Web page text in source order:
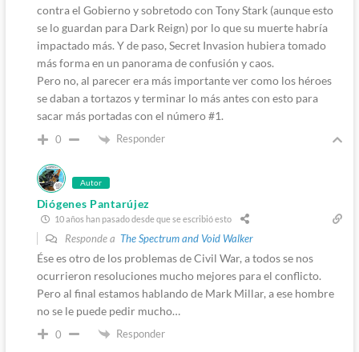
contra el Gobierno y sobretodo con Tony Stark (aunque esto
se lo guardan para Dark Reign) por lo que su muerte habría
impactado más. Y de paso, Secret Invasion hubiera tomado
más forma en un panorama de confusión y caos.
Pero no, al parecer era más importante ver como los héroes
se daban a tortazos y terminar lo más antes con esto para
sacar más portadas con el número #1.
0 Responder
Autor
Diógenes Pantarújez
10 años han pasado desde que se escribió esto
Responde a The Spectrum and Void Walker
Ése es otro de los problemas de Civil War, a todos se nos
ocurrieron resoluciones mucho mejores para el conflicto.
Pero al final estamos hablando de Mark Millar, a ese hombre
no se le puede pedir mucho…
0 Responder